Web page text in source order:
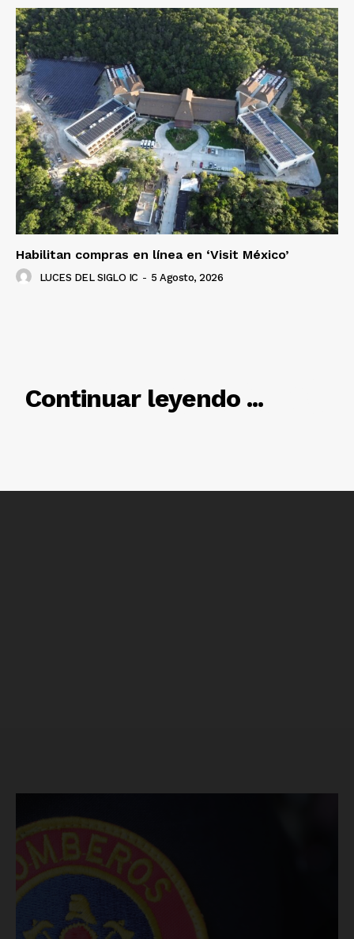
Habilitan compras en línea en ‘Visit México’
LUCES DEL SIGLO IC - 5 Agosto, 2026
Continuar leyendo ...
RELACIONADO